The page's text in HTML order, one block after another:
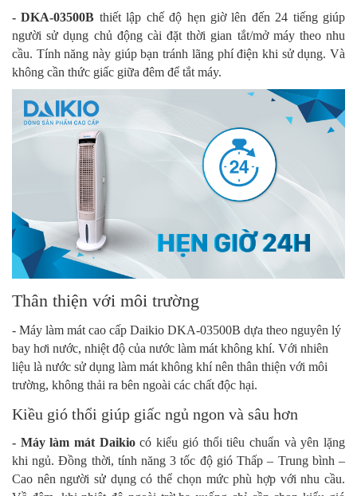
- DKA-03500B thiết lập chế độ hẹn giờ lên đến 24 tiếng giúp
người sử dụng chủ động cài đặt thời gian tắt/mở máy theo nhu
cầu. Tính năng này giúp bạn tránh lãng phí điện khi sử dụng. Và
không cần thức giấc giữa đêm để tắt máy.
Thân thiện với môi trường
- Máy làm mát cao cấp Daikio DKA-03500B dựa theo nguyên lý
bay hơi nước, nhiệt độ của nước làm mát không khí. Với nhiên
liệu là nước sử dụng làm mát không khí nên thân thiện với môi
trường, không thải ra bên ngoài các chất độc hại.
Kiều gió thổi giúp giấc ngủ ngon và sâu hơn
- Máy làm mát Daikiocó kiểu gió thổi tiêu chuẩn và yên lặng
khi ngủ. Đồng thời, tính năng 3 tốc độ gió Thấp – Trung bình –
Cao nên người sử dụng có thể chọn mức phù hợp với nhu cầu.